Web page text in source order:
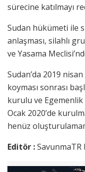
sürecine katılmayı
Sudan hükümeti ile
anlaşması, silahlı
ve Yasama
Sudan’da 2019
koyması sonrası
kurulu ve
Ocak 2020’de
henüz
Editör :